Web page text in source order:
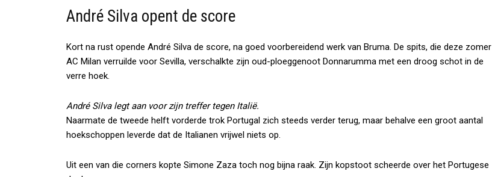
André Silva opent de score
Kort na rust opende André Silva de score, na goed voorbereidend werk van Bruma. De spits, die deze zomer
AC Milan verruilde voor Sevilla, verschalkte zijn oud-ploeggenoot Donnarumma met een droog schot in de
verre hoek.
André Silva legt aan voor zijn treffer tegen Italië.
Naarmate de tweede helft vorderde trok Portugal zich steeds verder terug, maar behalve een groot aantal
hoekschoppen leverde dat de Italianen vrijwel niets op.
Uit een van die corners kopte Simone Zaza toch nog bijna raak. Zijn kopstoot scheerde over het Portugese